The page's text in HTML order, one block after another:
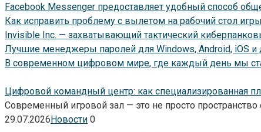
Facebook Messenger предоставляет удобный способ
Как исправить проблему с вылетом на рабочий стол
Invisible Inc. — захватывающий тактический
Лучшие менеджеры паролей для Windows, Android, iOS и
В современном цифровом мире, где каждый день мы
Цифровой командный центр: как специализированная
Современный игровой зал — это не просто
29.07.2026Новости 0